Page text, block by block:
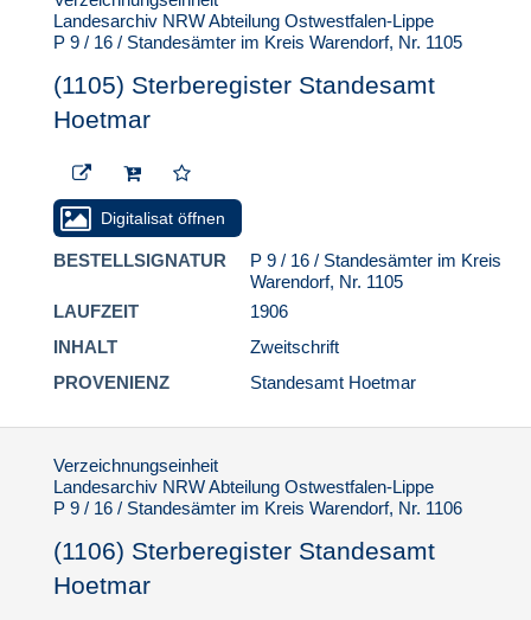
Landesarchiv NRW Abteilung Ostwestfalen-Lippe
P 9 / 16 / Standesämter im Kreis Warendorf, Nr. 1105
(1105) Sterberegister Standesamt
Hoetmar
Digitalisat öffnen
BESTELLSIGNATUR
P 9 / 16 / Standesämter im Kreis
Warendorf, Nr. 1105
LAUFZEIT
1906
INHALT
Zweitschrift
PROVENIENZ
Standesamt Hoetmar
Verzeichnungseinheit
Landesarchiv NRW Abteilung Ostwestfalen-Lippe
P 9 / 16 / Standesämter im Kreis Warendorf, Nr. 1106
(1106) Sterberegister Standesamt
Hoetmar